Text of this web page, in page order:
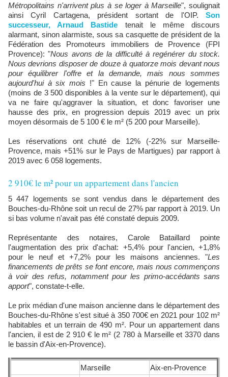
Métropolitains n'arrivent plus à se loger à Marseille", soulignait
ainsi Cyril Cartagena, président sortant de l'OIP. Son
successeur, Arnaud Bastide tenait le même discours
alarmant, sinon alarmiste, sous sa casquette de président de la
Fédération des Promoteurs immobiliers de Provence (FPI
Provence): "Nous avons de la difficulté à regénérer du stock.
Nous devrions disposer de douze à quatorze mois devant nous
pour équilibrer l'offre et la demande, mais nous sommes
aujourd'hui à six mois !" En cause la pénurie de logements
(moins de 3 500 disponibles à la vente sur le département), qui
va ne faire qu'aggraver la situation, et donc favoriser une
hausse des prix, en progression depuis 2019 avec un prix
moyen désormais de 5 100 € le m² (5 200 pour Marseille).
Les réservations ont chuté de 12% (-22% sur Marseille-
Provence, mais +51% sur le Pays de Martigues) par rapport à
2019 avec 6 058 logements.
2 910€ le m² pour un appartement dans l'ancien
5 447 logements se sont vendus dans le département des
Bouches-du-Rhône soit un recul de 27% par rapport à 2019. Un
si bas volume n'avait pas été constaté depuis 2009.
Représentante des notaires, Carole Bataillard pointe
l'augmentation des prix d'achat: +5,4% pour l'ancien, +1,8%
pour le neuf et +7,2% pour les maisons anciennes. "Les
financements de prêts se font encore, mais nous commençons
à voir des refus, notamment pour les primo-accédants sans
apport", constate-t-elle.
Le prix médian d'une maison ancienne dans le département des
Bouches-du-Rhône s'est situé à 350 700€ en 2021 pour 102 m²
habitables et un terrain de 490 m². Pour un appartement dans
l'ancien, il est de 2 910 € le m² (2 780 à Marseille et 3370 dans
le bassin d'Aix-en-Provence).
Marseille
Aix-en-Provence